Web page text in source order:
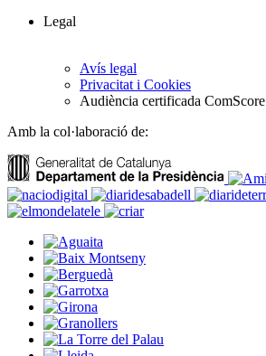
Legal
Avís legal
Privacitat i Cookies
Audiència certificada ComScore
Amb la col·laboració de: